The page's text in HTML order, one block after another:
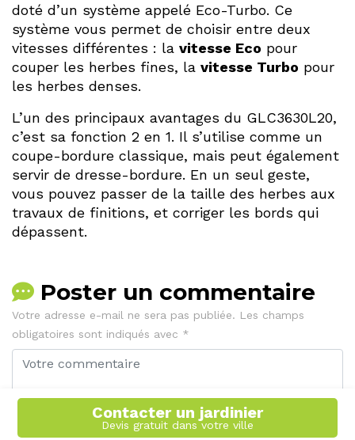
doté d’un système appelé Eco-Turbo. Ce
système vous permet de choisir entre deux
vitesses différentes : la vitesse Eco pour
couper les herbes fines, la vitesse Turbo pour
les herbes denses.
L’un des principaux avantages du GLC3630L20,
c’est sa fonction 2 en 1. Il s’utilise comme un
coupe-bordure classique, mais peut également
servir de dresse-bordure. En un seul geste,
vous pouvez passer de la taille des herbes aux
travaux de finitions, et corriger les bords qui
dépassent.
Poster un commentaire
Votre adresse e-mail ne sera pas publiée. Les champs
obligatoires sont indiqués avec *
Contacter un jardinier
Devis gratuit dans votre ville